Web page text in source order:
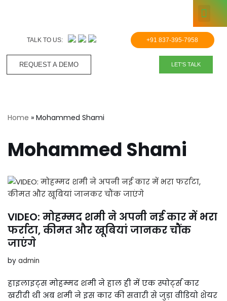
TALK TO US: +91 837-395-7958
REQUEST A DEMO​ LET'S TALK
Home » Mohammed Shami
Mohammed Shami
VIDEO: मोहम्मद शमी ने अपनी नई कार में भरा
फर्राटा, कीमत और खूबियां जानकर चौंक
जाएंगे
by admin
हाइलाइट्स मोहम्मद शमी ने हाल ही में एक स्पोर्ट्स कार
खरीदी थी अब शमी ने इस कार की सवारी से जुड़ा वीडियो शेयर